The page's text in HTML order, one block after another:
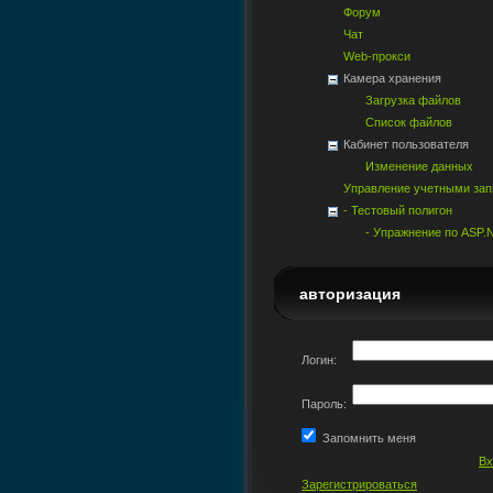
Форум
Чат
Web-прокси
Камера хранения
Загрузка файлов
Список файлов
Кабинет пользователя
Изменение данных
Управление учетными
- Тестовый полигон
- Упражнение по
авторизация
Логин:
Пароль:
Запомнить меня
Зарегистрироваться